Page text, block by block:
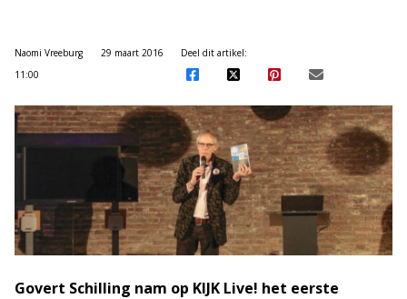
Naomi Vreeburg
29 maart 2016
11:00
Deel dit artikel:
Govert Schilling nam op KIJK Live! het eerste